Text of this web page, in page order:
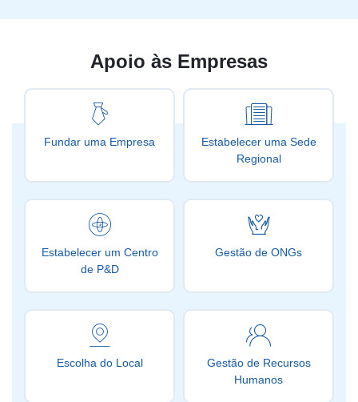
Apoio às Empresas
Fundar uma Empresa
Estabelecer uma Sede
Regional
Estabelecer um Centro
de P&D
Gestão de ONGs
Escolha do Local
Gestão de Recursos
Humanos